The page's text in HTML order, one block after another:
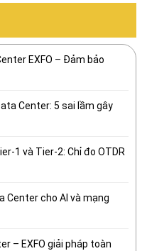
EXFO – Đảm bảo
Center: 5 sai lầm gây
1 và Tier-2: Chỉ đo OTDR
Center cho AI và mạng
– EXFO giải pháp toàn